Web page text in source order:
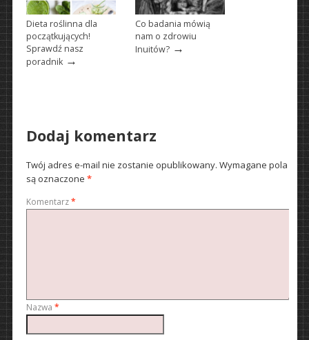
Dieta roślinna dla
początkujących!
Sprawdź nasz
poradnik→
Co badania mówią
nam o zdrowiu
Inuitów?→
Dodaj komentarz
Twój adres e-mail nie zostanie opublikowany. Wymagane pola
są oznaczone *
Komentarz*
Nazwa *